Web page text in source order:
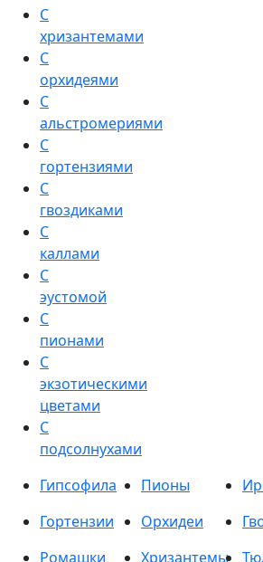
С
хризантемами
С
орхидеями
С
альстромериями
С
гортензиями
С
гвоздиками
С
каллами
С
эустомой
С
пионами
С
экзотическими
цветами
С
подсолнухами
Гипсофила
Пионы
Гортензии
Орхидеи
Ромашки
Хризантемы